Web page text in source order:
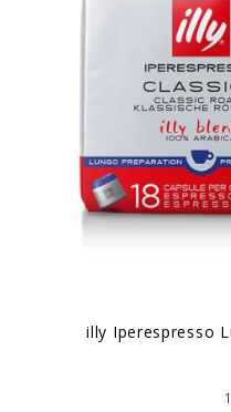
illy Ιperespresso